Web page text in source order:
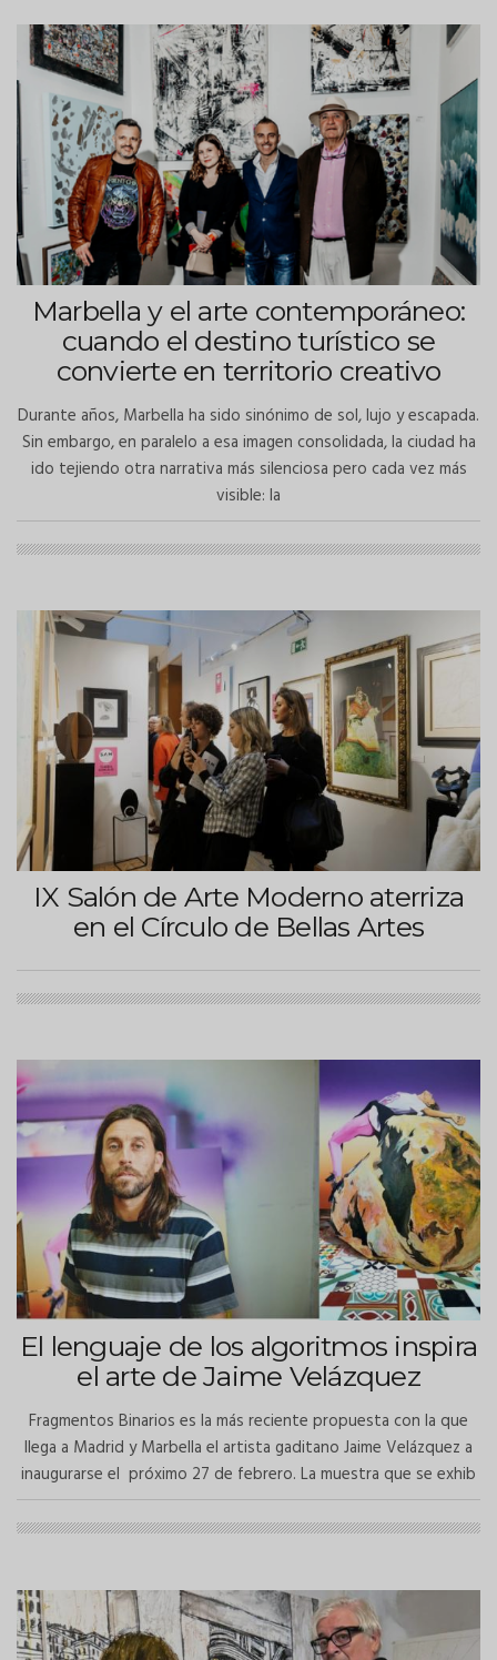
Marbella y el arte contemporáneo:
cuando el destino turístico se
convierte en territorio creativo
Durante años, Marbella ha sido sinónimo de sol, lujo y escapada.
Sin embargo, en paralelo a esa imagen consolidada, la ciudad ha
ido tejiendo otra narrativa más silenciosa pero cada vez más
visible: la
IX Salón de Arte Moderno aterriza
en el Círculo de Bellas Artes
El lenguaje de los algoritmos inspira
el arte de Jaime Velázquez
Fragmentos Binarios es la más reciente propuesta con la que
llega a Madrid y Marbella el artista gaditano Jaime Velázquez a
inaugurarse el próximo 27 de febrero. La muestra que se exhib